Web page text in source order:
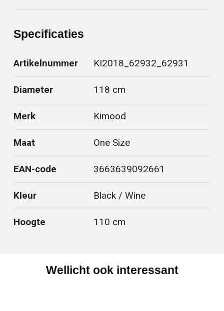
Specificaties
Artikelnummer KI2018_62932_62931
Diameter 118 cm
Merk Kimood
Maat One Size
EAN-code 3663639092661
Kleur Black / Wine
Hoogte 110 cm
Wellicht ook interessant